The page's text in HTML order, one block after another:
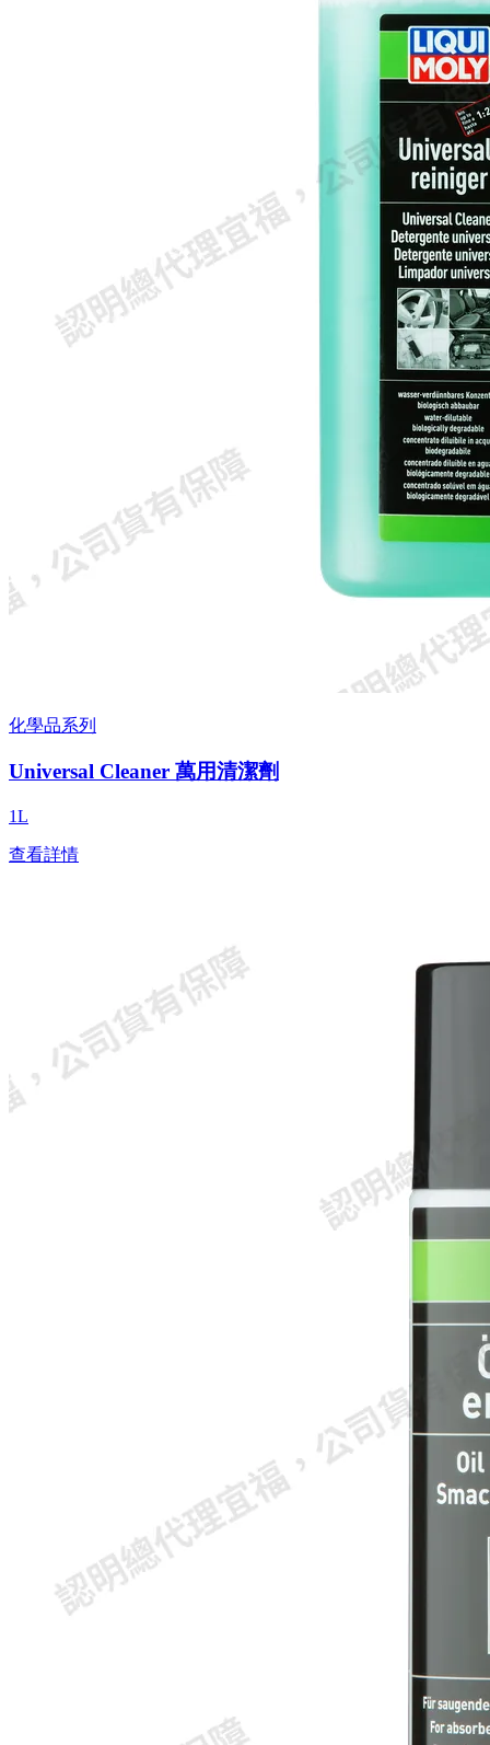
化學品系列
Universal Cleaner 萬用清潔劑
1L
查看詳情